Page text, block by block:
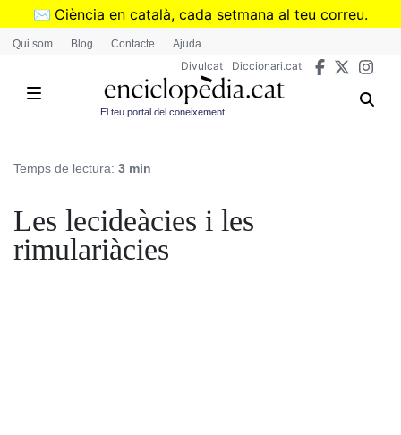
Vés
✉️ Ciència en català, cada setmana al teu correu.
➜Subscriu-te al butlletí de Divulcat
Qui som Blog Contacte Ajuda
Divulcat Diccionari.cat
El teu portal del coneixement
Temps de lectura: 3 min
Les lecideàcies i les
rimulariàcies